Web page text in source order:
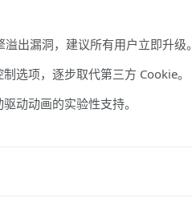
出漏洞，建议所有用户立即升级。
选项，逐步取代第三方 Cookie。
动动画的实验性支持。